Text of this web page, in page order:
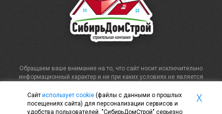
Обращаем ваше внимание на то, что сайт носит исключительно
информационный характер и ни при каких условиях не является
Гражданского кодекса Российской Федерации. Для получения
информации о стоимости и сроках выполнения услуг, пожалуйста,
обращайтесь непосредственно к специалистам компании.
Сайт использует cookie (файлы с данными о прошлых
посещениях сайта) для персонализации сервисов и
удобства пользователей. "СибирьДомСтрой" серьезно
X